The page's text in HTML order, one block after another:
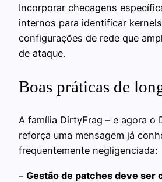
Incorporar checagens
internos para identificar
configurações de rede que
de ataque.
Boas práticas de
A família DirtyFrag – e agora o
reforça uma mensagem já
frequentemente negligenciada:
– Gestão de patches deve ser